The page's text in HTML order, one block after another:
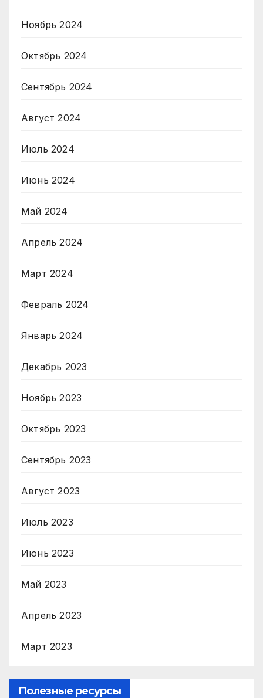
Ноябрь 2024
Октябрь 2024
Сентябрь 2024
Август 2024
Июль 2024
Июнь 2024
Май 2024
Апрель 2024
Март 2024
Февраль 2024
Январь 2024
Декабрь 2023
Ноябрь 2023
Октябрь 2023
Сентябрь 2023
Август 2023
Июль 2023
Июнь 2023
Май 2023
Апрель 2023
Март 2023
Полезные ресурсы